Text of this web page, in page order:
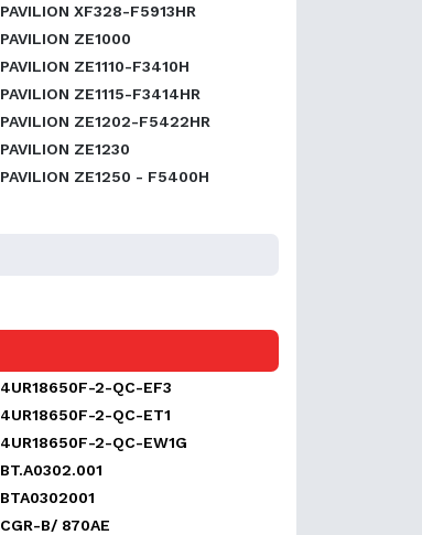
PAVILION XF328-F5913HR
PAVILION ZE1000
PAVILION ZE1110-F3410H
PAVILION ZE1115-F3414HR
PAVILION ZE1202-F5422HR
PAVILION ZE1230
PAVILION ZE1250 - F5400H
4UR18650F-2-QC-EF3
4UR18650F-2-QC-ET1
4UR18650F-2-QC-EW1G
BT.A0302.001
BTA0302001
CGR-B/ 870AE